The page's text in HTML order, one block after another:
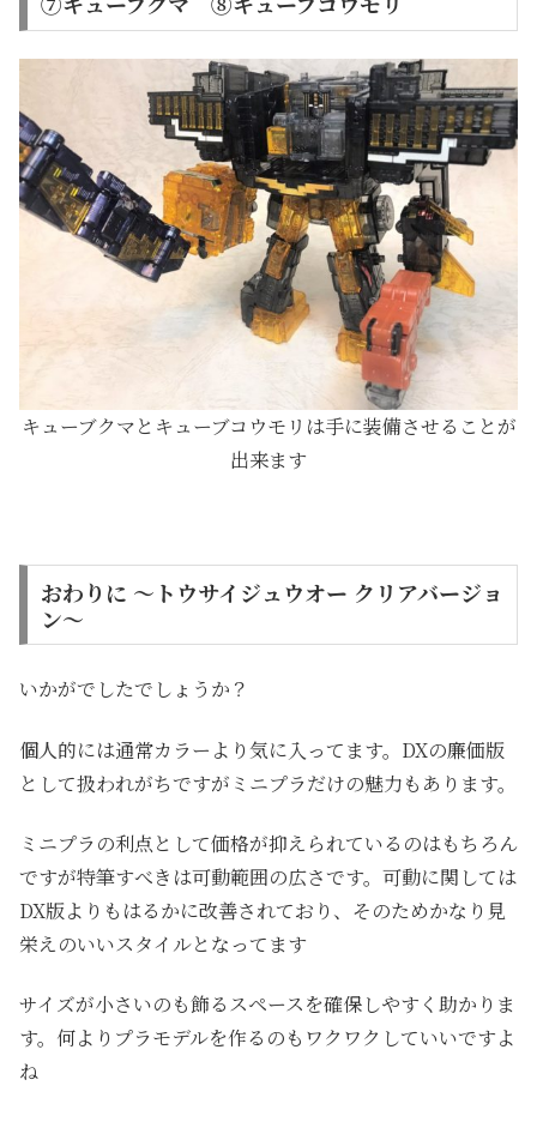
キューブクマとキューブコウモリは手に装備させることが
出来ます
おわりに ～トウサイジュウオー クリアバージョ
ン～
いかがでしたでしょうか？
個人的には通常カラーより気に入ってます。DXの廉価版
として扱われがちですがミニプラだけの魅力もあります。
ミニプラの利点として価格が抑えられているのはもちろん
ですが特筆すべきは可動範囲の広さです。可動に関しては
DX版よりもはるかに改善されており、そのためかなり見
栄えのいいスタイルとなってます
サイズが小さいのも飾るスペースを確保しやすく助かりま
す。何よりプラモデルを作るのもワクワクしていいですよ
ね